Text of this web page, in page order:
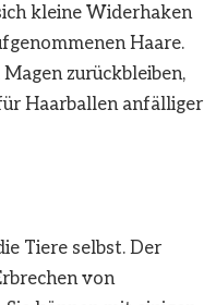
kleine Widerhaken
Haare.
zurückbleiben,
Haarballen anfälliger
Tiere selbst. Der
von